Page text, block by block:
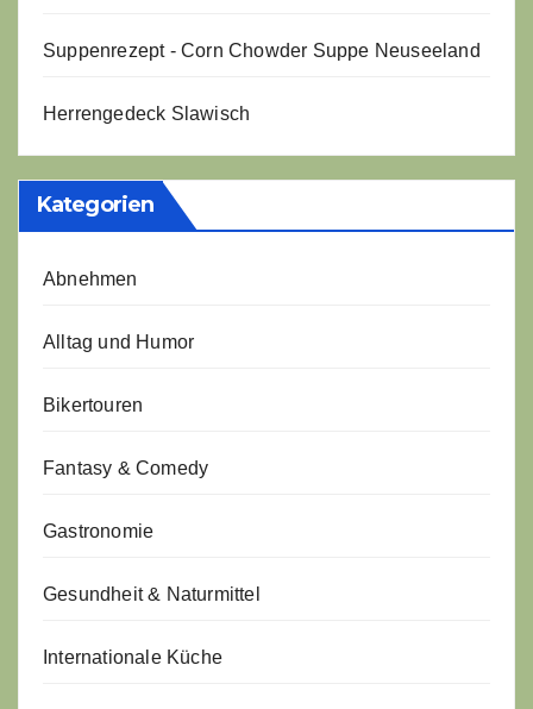
Suppenrezept - Corn Chowder Suppe Neuseeland
Herrengedeck Slawisch
Kategorien
Abnehmen
Alltag und Humor
Bikertouren
Fantasy & Comedy
Gastronomie
Gesundheit & Naturmittel
Internationale Küche